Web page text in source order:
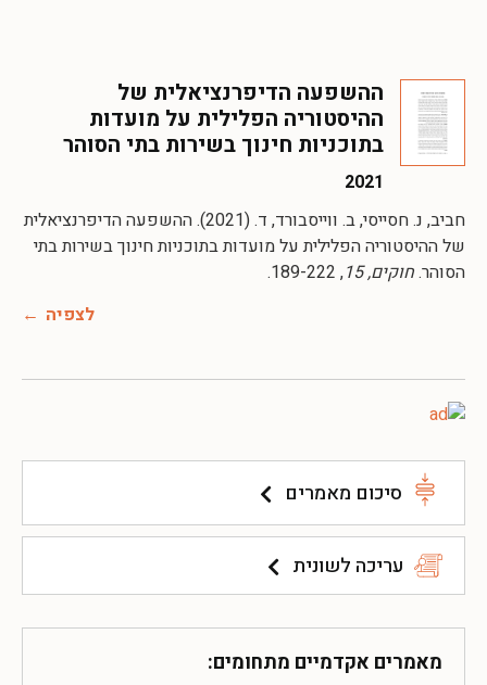
סיכום מאמרים
עריכה לשונית
מאמרים אקדמיים מתחומים:
ההשפעה הדיפרנציאלית של
ההיסטוריה הפלילית על מועדות
בתוכניות חינוך בשירות בתי הסוהר
2021
חביב, נ. חסייסי, ב. ווייסבורד, ד. (2021). ההשפעה הדיפרנציאלית
של ההיסטוריה הפלילית על מועדות בתוכניות חינוך בשירות בתי
הסוהר.חוקים, 15
, 189-222.
לצפיה